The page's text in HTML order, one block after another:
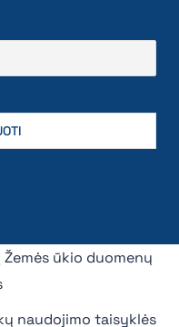
ūkio duomenų
naudojimo taisyklės